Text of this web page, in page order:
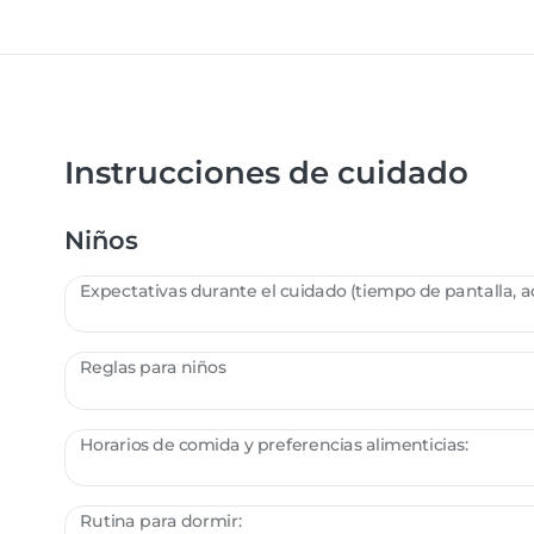
Instrucciones de cuidado
Niños
Expectativas durante el cuidado (tiempo de pantalla,
Reglas para niños
Horarios de comida y preferencias alimenticias:
Rutina para dormir: